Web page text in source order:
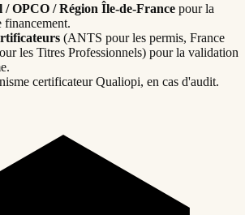
OPCO / Région Île-de-France pour la
financement.
(ANTS pour les permis, France
les Titres Professionnels) pour la validation
certificateur Qualiopi, en cas d'audit.